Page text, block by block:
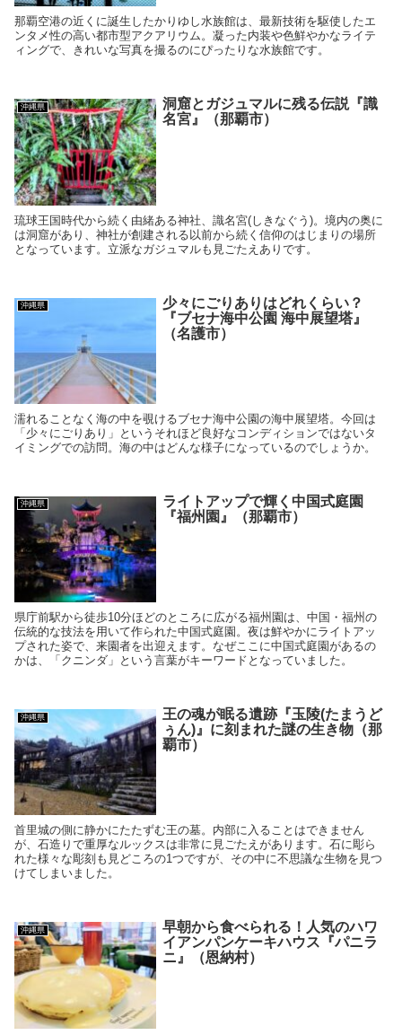
那覇空港の近くに誕生したかりゆし水族館は、最新技術を駆使したエ
ンタメ性の高い都市型アクアリウム。凝った内装や色鮮やかなライテ
ィングで、きれいな写真を撮るのにぴったりな水族館です。
沖縄県
洞窟とガジュマルに残る伝説『識
名宮』（那覇市）
琉球王国時代から続く由緒ある神社、識名宮(しきなぐう)。境内の奥に
は洞窟があり、神社が創建される以前から続く信仰のはじまりの場所
となっています。立派なガジュマルも見ごたえありです。
沖縄県
少々にごりありはどれくらい？
『ブセナ海中公園 海中展望塔』
（名護市）
濡れることなく海の中を覗けるブセナ海中公園の海中展望塔。今回は
「少々にごりあり」というそれほど良好なコンディションではないタ
イミングでの訪問。海の中はどんな様子になっているのでしょうか。
沖縄県
ライトアップで輝く中国式庭園
『福州園』（那覇市）
県庁前駅から徒歩10分ほどのところに広がる福州園は、中国・福州の
伝統的な技法を用いて作られた中国式庭園。夜は鮮やかにライトアッ
プされた姿で、来園者を出迎えます。なぜここに中国式庭園があるの
かは、「クニンダ」という言葉がキーワードとなっていました。
沖縄県
王の魂が眠る遺跡『玉陵(たまうど
ぅん)』に刻まれた謎の生き物（那
覇市）
首里城の側に静かにたたずむ王の墓。内部に入ることはできません
が、石造りで重厚なルックスは非常に見ごたえがあります。石に彫ら
れた様々な彫刻も見どころの1つですが、その中に不思議な生物を見つ
けてしまいました。
沖縄県
早朝から食べられる！人気のハワ
イアンパンケーキハウス『パニラ
ニ』（恩納村）